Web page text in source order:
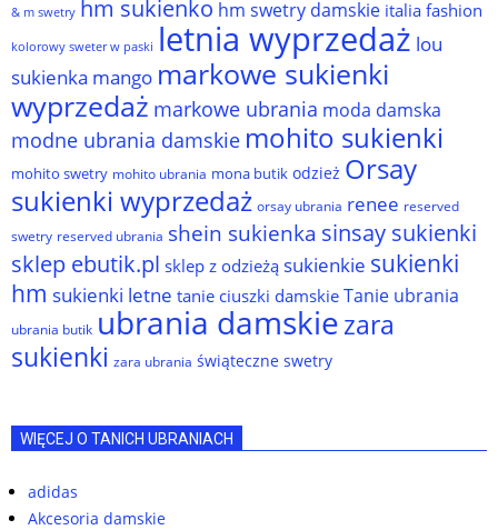
& m swetry hm sukienko hm swetry damskie italia fashion
kolorowy sweter w paski letnia wyprzedaż lou
sukienka mango markowe sukienki
wyprzedaż markowe ubrania moda damska
modne ubrania damskie mohito sukienki
mohito swetry mohito ubrania mona butik odzież Orsay
sukienki wyprzedaż orsay ubrania renee reserved
swetry reserved ubrania shein sukienka sinsay sukienki
sklep ebutik.pl sklep z odzieżą sukienkie sukienki
hm sukienki letne tanie ciuszki damskie Tanie ubrania
ubrania butik ubrania damskiezara
sukienki zara ubrania świąteczne swetry
WIĘCEJ O TANICH UBRANIACH
adidas
Akcesoria damskie